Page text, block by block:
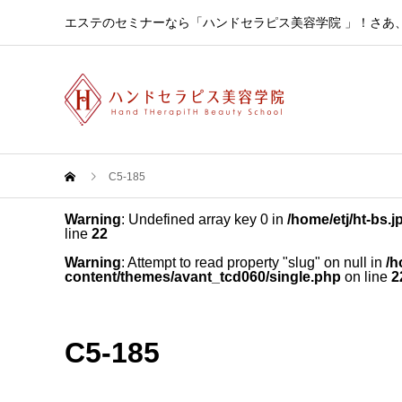
エステのセミナーなら「ハンドセラピス美容学院 」！さ
C5-185
Warning: Undefined array key 0 in /home/etj/ht-
line 22
Warning: Attempt to read property "slug" on null in /
content/themes/avant_tcd060/single.php on line
C5-185